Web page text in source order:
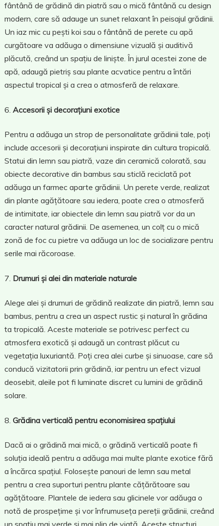
fântână de grădină din piatră sau o mică fântână cu design
modern, care să adauge un sunet relaxant în peisajul grădinii.
Un iaz mic cu pești koi sau o fântână de perete cu apă
curgătoare va adăuga o dimensiune vizuală și auditivă
plăcută, creând un spațiu de liniște. În jurul acestei zone de
apă, adaugă pietriș sau plante acvatice pentru a întări
aspectul tropical și a crea o atmosferă de relaxare.
Accesorii și decorațiuni exotice
Pentru a adăuga un strop de personalitate grădinii tale, poți
include accesorii și decorațiuni inspirate din cultura tropicală.
Statui din lemn sau piatră, vaze din ceramică colorată, sau
obiecte decorative din bambus sau sticlă reciclată pot
adăuga un farmec aparte grădinii. Un perete verde, realizat
din plante agățătoare sau iedera, poate crea o atmosferă
de intimitate, iar obiectele din lemn sau piatră vor da un
caracter natural grădinii. De asemenea, un colț cu o mică
zonă de foc cu pietre va adăuga un loc de socializare pentru
serile mai răcoroase.
Drumuri și alei din materiale naturale
Alege alei și drumuri de grădină realizate din piatră, lemn sau
bambus, pentru a crea un aspect rustic și natural în grădina
ta tropicală. Aceste materiale se potrivesc perfect cu
atmosfera exotică și adaugă un contrast plăcut cu
vegetația luxuriantă. Poți crea alei curbe și sinuoase, care să
conducă vizitatorii prin grădină, iar pentru un efect vizual
deosebit, aleile pot fi luminate discret cu lumini de grădină
solare.
Grădina verticală pentru economisirea spațiului
Dacă ai o grădină mai mică, o grădină verticală poate fi
soluția ideală pentru a adăuga mai multe plante exotice fără
a încărca spațiul. Folosește panouri de lemn sau metal
pentru a crea suporturi pentru plante cățărătoare sau
agățătoare. Plantele de iedera sau glicinele vor adăuga o
notă de prospețime și vor înfrumuseța pereții grădinii, creând
un spațiu mai verde și mai plin de viață. Aceste structuri